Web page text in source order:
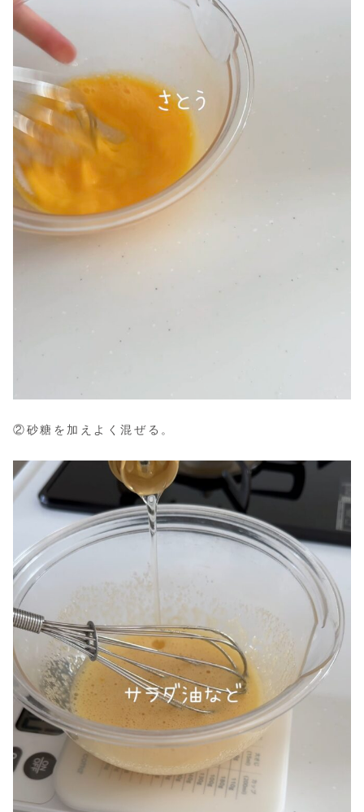
②砂糖を加えよく混ぜる。